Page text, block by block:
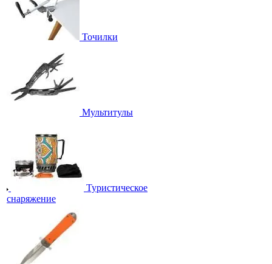
Точилки
Мультитулы
Туристическое
снаряжение